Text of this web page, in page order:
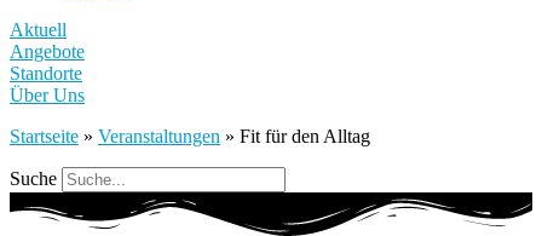
Aktuell
Angebote
Standorte
Über Uns
Startseite » Veranstaltungen » Fit für den Alltag
Suche